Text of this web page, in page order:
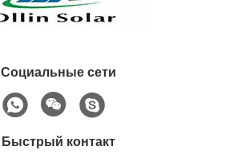
Социальные сети
Быстрый контакт